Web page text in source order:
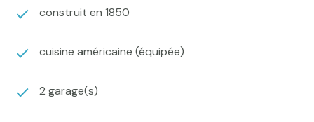
Maintenant nous pouvons enfin nous rendre sur les
bois. Déjà l'envie de s'y poser entre amis ou en famille
Mais ne nous arrêtons pas en si bon chemin et
terminons le tour du (futur) propriétaire par ce large
construit en 1850
cuisine américaine (équipée)
2 garage(s)